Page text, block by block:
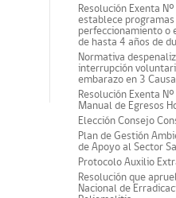
Resolución Exenta
establece
perfeccionamiento o
de hasta 4 años de
Normativa
interrupción
embarazo en 3
Resolución Exenta
Manual de Egresos
Elección Consejo
Plan de Gestión
de Apoyo al Sector
Protocolo Auxilio
Resolución que
Nacional de